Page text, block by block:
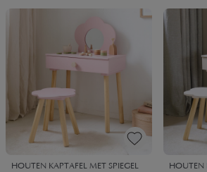
HOUTEN KAPTAFEL MET SPIEGEL
HOUTEN